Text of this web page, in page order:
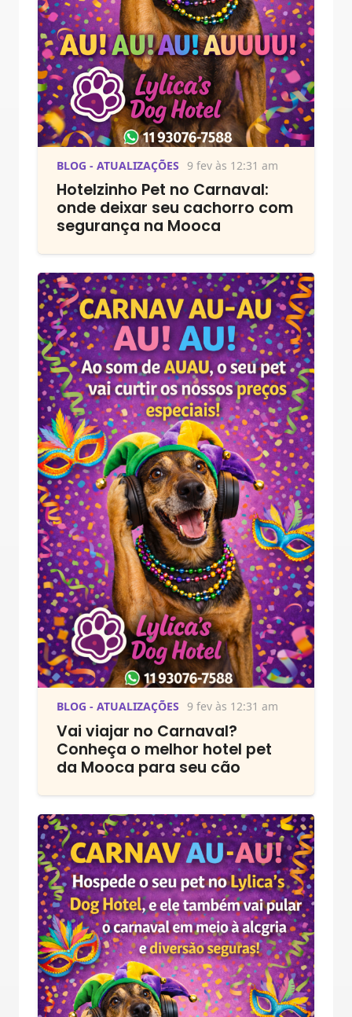
BLOG - ATUALIZAÇÕES 9 fev às 12:31 am
Hotelzinho Pet no Carnaval:
onde deixar seu cachorro com
segurança na Mooca
BLOG - ATUALIZAÇÕES 9 fev às 12:31 am
Vai viajar no Carnaval?
Conheça o melhor hotel pet
da Mooca para seu cão